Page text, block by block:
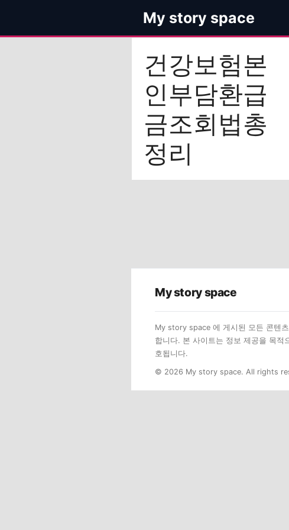
츠
My story space
건강보험본
인부담환급
금조회법총
정리
My story space
My story space 에 게시된 모든 콘텐
합니다. 본 사이트는 정보 제공을 목적
호됩니다.
© 2026 My story space. All rights